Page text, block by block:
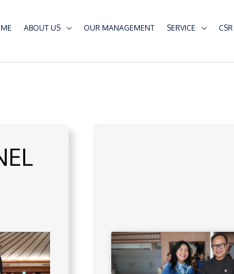
ABOUT US OUR MANAGEMENT SERVICE CSR